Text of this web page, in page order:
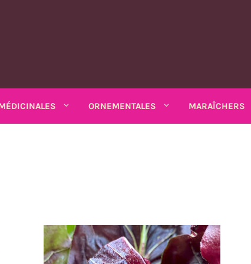
bio
Chicorées
Moutardes
Mélisse
Nigelle
Ashwagandha
Balsamine
Mauves
Mélisse turque
ORNEMENTALES
Arroches
Asarine
Balsamine
Cosmos
Gloire-du-
Gueules-de-
MARAÎCHERS